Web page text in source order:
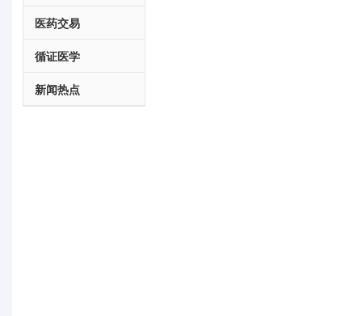
医药交易
循证医学
新闻热点